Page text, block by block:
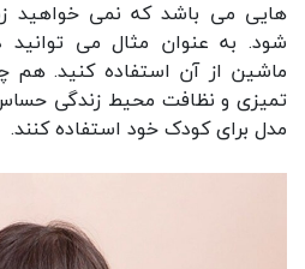
هایی می باشد که نمی خواهید
شود. به عنوان مثال می توانید
ماشین از آن استفاده کنید. هم
تمیزی و نظافت محیط زندگی
مدل برای کودک خود استفاده کنند.